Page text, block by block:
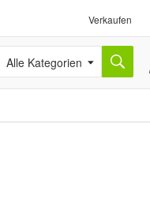
Verkaufen
Alle Kategorien